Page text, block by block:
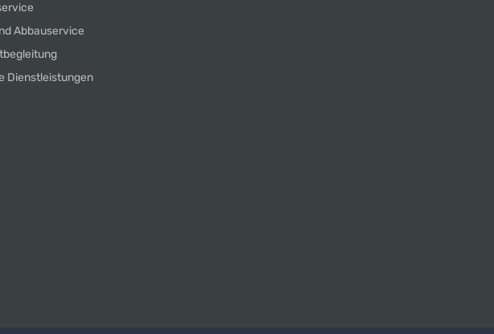
Abbauservice
Dienstleistungen